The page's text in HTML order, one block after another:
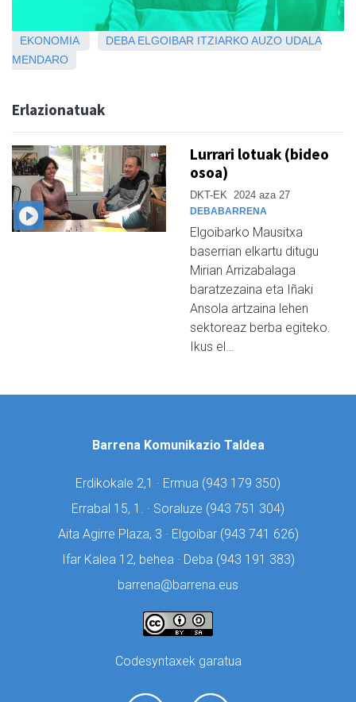
EKONOMIA DEBA ELGOIBAR ITZIARKO AUZO UDALA
MENDARO
Erlazionatuak
Lurrari lotuak (bideo
osoa)
DKT-EK 2024 aza 27
DEBABARRENA
Elgoibarko Mausitxa
baserrian elkartu ditugu
Mirian Arrizabalaga
baratzezaina eta Iñaki
Ansola artzaina lehen
sektoreaz berba egiteko.
Ikus el…
Barrena Komunikazio Taldea
Erdikokale 2,1 · Ermua (943 179 350)
Errabal 15, 1. · Soraluze (943 751 304)
Aita Agirre Plaza, 3 · Elgoibar (943 741 626)
Ifar Kalea 12, behea · Deba (943 191 383)
barrena@barrena.eus
Codesyntaxek garatua